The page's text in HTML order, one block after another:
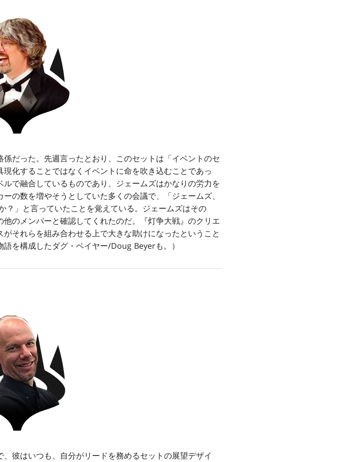
だった。先週言ったとおり、このセットは「イベントのセ
化することではなくイベントに命を吹き込むことであっ
で融合しているものであり、ジェームズはかなりの労力を
の数を増やそうとしていた多くの会議で、「ジェームズ、
」と言っていたことを覚えている。ジェームズはその
のメンバーと確認してくれたのだ。『灯争大戦』のクリエ
それらを組み合わせる上で大きな助けになったということ
を構成したダグ・ベイヤー/Doug Beyerも。）
彼はいつも、自分がリードを務めるセットの展望デザイ